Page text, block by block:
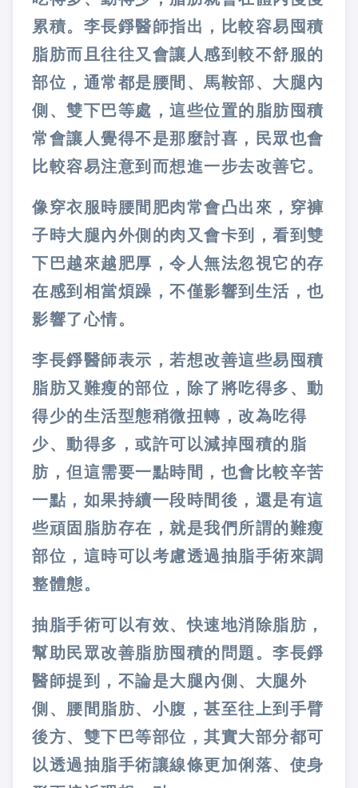
累積。李長錚醫師指出，比較容易囤積
脂肪而且往往又會讓人感到較不舒服的
部位，通常都是腰間、馬鞍部、大腿內
側、雙下巴等處，這些位置的脂肪囤積
常會讓人覺得不是那麼討喜，民眾也會
比較容易注意到而想進一步去改善它。
像穿衣服時腰間肥肉常會凸出來，穿褲
子時大腿內外側的肉又會卡到，看到雙
下巴越來越肥厚，令人無法忽視它的存
在感到相當煩躁，不僅影響到生活，也
影響了心情。
李長錚醫師表示，若想改善這些易囤積
脂肪又難瘦的部位，除了將吃得多、動
得少的生活型態稍微扭轉，改為吃得
少、動得多，或許可以減掉囤積的脂
肪，但這需要一點時間，也會比較辛苦
一點，如果持續一段時間後，還是有這
些頑固脂肪存在，就是我們所謂的難瘦
部位，這時可以考慮透過抽脂手術來調
整體態。
抽脂手術可以有效、快速地消除脂肪，
幫助民眾改善脂肪囤積的問題。李長錚
醫師提到，不論是大腿內側、大腿外
側、腰間脂肪、小腹，甚至往上到手臂
後方、雙下巴等部位，其實大部分都可
以透過抽脂手術讓線條更加俐落、使身